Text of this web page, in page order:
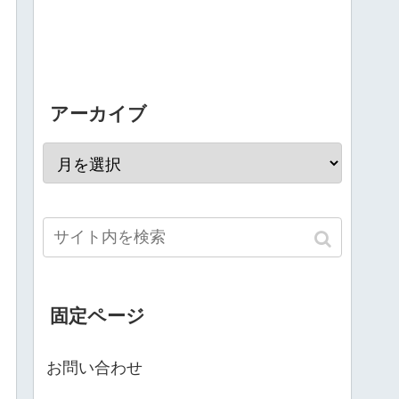
アーカイブ
固定ページ
お問い合わせ